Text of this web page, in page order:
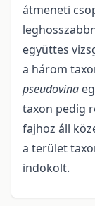
átmeneti
együttes
a három
pseudovina
taxon pedig
fajhoz áll
a terület
indokolt.